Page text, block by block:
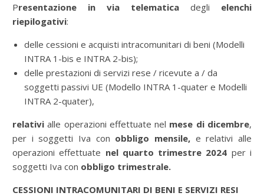
Presentazione in via telematica degli elenchi
riepilogativi:
delle cessioni e acquisti intracomunitari di beni (Modelli
INTRA 1-bis e INTRA 2-bis);
delle prestazioni di servizi rese / ricevute a / da
soggetti passivi UE (Modello INTRA 1-quater e Modelli
INTRA 2-quater),
relativialle operazioni effettuate nel mese di dicembre,
per i soggetti Iva con obbligo mensile, e relativi alle
operazioni effettuate nel quarto trimestre 2024 per i
soggetti Iva con obbligo trimestrale.
CESSIONI INTRACOMUNITARI DI BENI E SERVIZI RESI